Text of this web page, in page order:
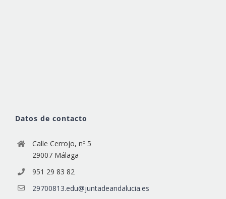
Datos de contacto
Calle Cerrojo, nº 5
29007 Málaga
951 29 83 82
29700813.edu@juntadeandalucia.es